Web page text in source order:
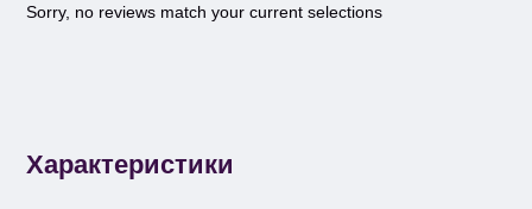
Sorry, no reviews match your current selections
Характеристики